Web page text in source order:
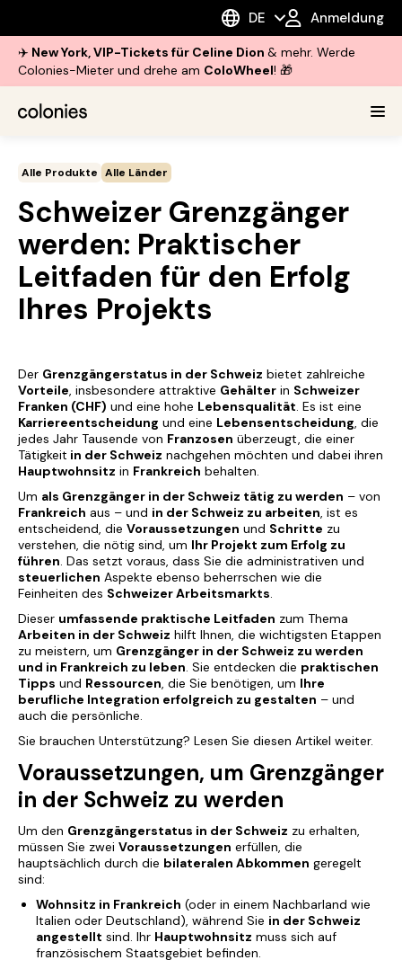
DE Anmeldung
✈️ New York, VIP-Tickets für Celine Dion & mehr. Werde
Colonies-Mieter und drehe am ColoWheel! 🎁
Alle Produkte Alle Länder
Schweizer Grenzgänger
werden: Praktischer
Leitfaden für den Erfolg
Ihres Projekts
Der Grenzgängerstatus in der Schweiz bietet zahlreiche
Vorteile, insbesondere attraktive Gehälter in Schweizer
Franken (CHF) und eine hohe Lebensqualität. Es ist eine
Karriereentscheidung und eine Lebensentscheidung, die
jedes Jahr Tausende von Franzosen überzeugt, die einer
Tätigkeit in der Schweiz nachgehen möchten und dabei ihren
Hauptwohnsitz in Frankreich behalten.
Um als Grenzgänger in der Schweiz tätig zu werden – von
Frankreich aus – und in der Schweiz zu arbeiten, ist es
entscheidend, die Voraussetzungen und Schritte zu
verstehen, die nötig sind, um Ihr Projekt zum Erfolg zu
führen. Das setzt voraus, dass Sie die administrativen und
steuerlichen Aspekte ebenso beherrschen wie die
Feinheiten des Schweizer Arbeitsmarkts.
Dieser umfassende praktische Leitfaden zum Thema
Arbeiten in der Schweiz hilft Ihnen, die wichtigsten Etappen
zu meistern, um Grenzgänger in der Schweiz zu werden
und in Frankreich zu leben. Sie entdecken die praktischen
Tipps und Ressourcen, die Sie benötigen, um Ihre
berufliche Integration erfolgreich zu gestalten – und
auch die persönliche.
Sie brauchen Unterstützung? Lesen Sie diesen Artikel weiter.
Voraussetzungen, um Grenzgänger
in der Schweiz zu werden
Um den Grenzgängerstatus in der Schweiz zu erhalten,
müssen Sie zwei Voraussetzungen erfüllen, die
hauptsächlich durch die bilateralen Abkommen geregelt
sind:
Wohnsitz in Frankreich (oder in einem Nachbarland wie
Italien oder Deutschland), während Sie in der Schweiz
angestellt sind. Ihr Hauptwohnsitz muss sich auf
französischem Staatsgebiet befinden.